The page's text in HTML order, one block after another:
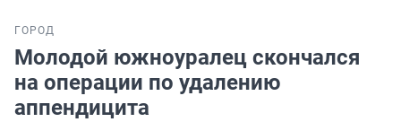
ГОРОД
Молодой южноуралец скончался
на операции по удалению
аппендицита